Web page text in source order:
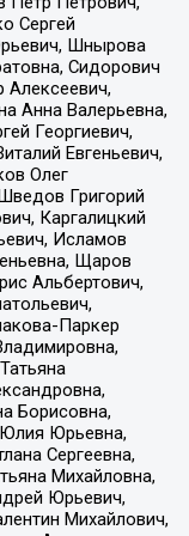
Сергей
Шнырова
Сидорович
Алексеевич,
Анна Валерьевна,
Георгиевич,
Евгеньевич,
Олег
Григорий
Каргалицкий
Исламов
Щаров
Альбертович,
Паркер
Борисовна,
Юрьевна,
Сергеевна,
Михайловна,
Юрьевич,
Михайлович,